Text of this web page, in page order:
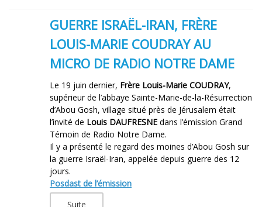
GUERRE ISRAËL-IRAN, FRÈRE
LOUIS-MARIE COUDRAY AU
MICRO DE RADIO NOTRE DAME
Le 19 juin dernier, Frère Louis-Marie COUDRAY,
supérieur de l’abbaye Sainte-Marie-de-la-Résurrection
d’Abou Gosh, village situé près de Jérusalem était
l’invité de Louis DAUFRESNE dans l’émission Grand
Témoin de Radio Notre Dame.
Il y a présenté le regard des moines d’Abou Gosh sur
la guerre Israël-Iran, appelée depuis guerre des 12
jours.
Posdast de l’émission
Suite